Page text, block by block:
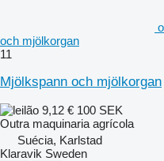
och mjölkorgan
11
Mjölkspann och mjölkorgan
9,12 € 100 SEK
Outra maquinaria agrícola
Suécia, Karlstad
Klaravik Sweden